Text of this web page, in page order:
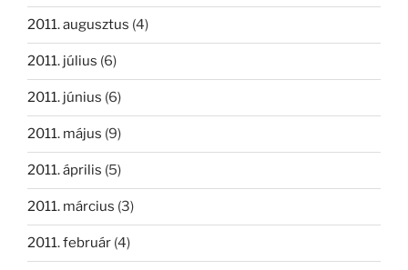
2011. augusztus (4)
2011. július (6)
2011. június (6)
2011. május (9)
2011. április (5)
2011. március (3)
2011. február (4)